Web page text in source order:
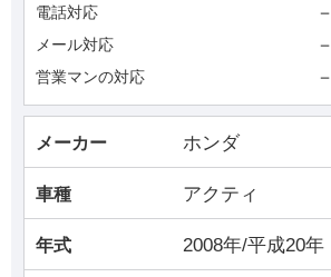
電話対応 －
メール対応 －
営業マンの対応 －
メーカー ホンダ
車種 アクティ
年式 2008年/平成20年